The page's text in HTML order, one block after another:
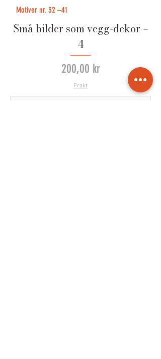
Motiver nr. 32 –41
Små bilder som vegg-dekor –
4
Pris
200,00 kr
Frakt